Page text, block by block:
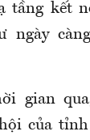
tầng kết
ngày
gian
của tỉnh